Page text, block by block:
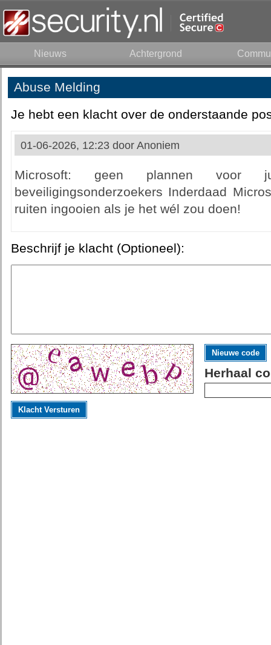
Nieuws Achtergrond
Abuse Melding
Je hebt een klacht over de onderstaande
01-06-2026, 12:23 door Anoniem
Microsoft: geen plannen voor
beveiligingsonderzoekers Inderdaad
ruiten ingooien als je het wél zou doen!
Beschrijf je klacht (Optioneel):
Nieuwe code
Herhaal
Klacht Versturen